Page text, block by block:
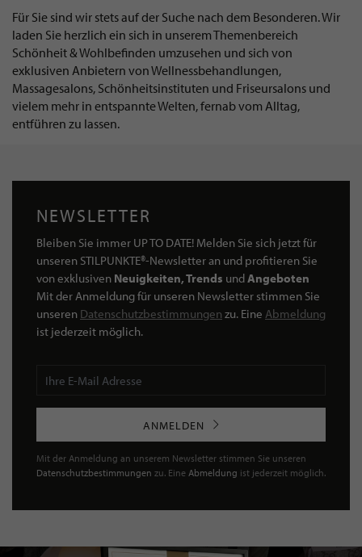
Für Sie sind wir stets auf der Suche nach dem Besonderen. Wir
laden Sie herzlich ein sich in unserem Themenbereich
Schönheit & Wohlbefinden umzusehen und sich von
exklusiven Anbietern von Wellnessbehandlungen,
Massagesalons, Schönheitsinstituten und Friseursalons und
vielem mehr in entspannte Welten, fernab vom Alltag,
entführen zu lassen.
NEWSLETTER
Bleiben Sie immer UP TO DATE! Melden Sie sich jetzt für
unseren STILPUNKTE®-Newsletter an und profitieren Sie
von exklusiven Neuigkeiten, Trends undAngeboten
Mit der Anmeldung für unseren Newsletter stimmen Sie
unseren Datenschutzbestimmungen zu. Eine Abmeldung
ist jederzeit möglich.
ANMELDEN
Mit der Anmeldung an unserem Newsletter stimmen Sie unseren
Datenschutzbestimmungen zu. Eine Abmeldung ist jederzeit möglich.